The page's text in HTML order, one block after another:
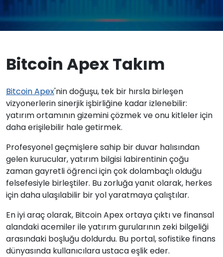
Bitcoin Apex Takım
Bitcoin Apex'nin doğuşu, tek bir hırsla birleşen
vizyonerlerin sinerjik işbirliğine kadar izlenebilir:
yatırım ortamının gizemini çözmek ve onu kitleler için
daha erişilebilir hale getirmek.
Profesyonel geçmişlere sahip bir duvar halısından
gelen kurucular, yatırım bilgisi labirentinin çoğu
zaman gayretli öğrenci için çok dolambaçlı olduğu
felsefesiyle birleştiler. Bu zorluğa yanıt olarak, herkes
için daha ulaşılabilir bir yol yaratmaya çalıştılar.
En iyi araç olarak, Bitcoin Apex ortaya çıktı ve finansal
alandaki acemiler ile yatırım gurularının zeki bilgeliği
arasındaki boşluğu doldurdu. Bu portal, sofistike finans
dünyasında kullanıcılara ustaca eşlik eder.